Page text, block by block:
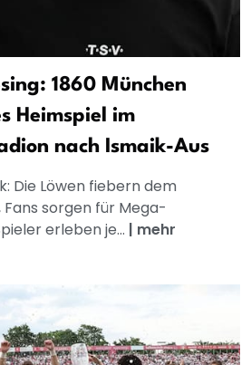
1860 München
Heimspiel im
nach Ismaik-Aus
Die Löwen fiebern dem
sorgen für Mega-
erleben je... | mehr